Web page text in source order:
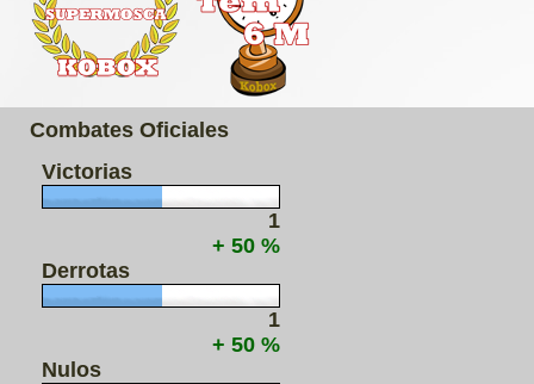
Combates Oficiales
Victorias
1
+ 50 %
Derrotas
1
+ 50 %
Nulos